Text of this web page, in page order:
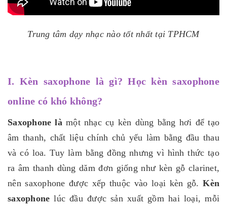
Trung tâm dạy nhạc nào tốt nhất tại TPHCM
I. Kèn saxophone là gì? Học kèn saxophone
online có khó không?
Saxophone làmột nhạc cụ kèn dùng bằng hơi để tạo
âm thanh, chất liệu chính chủ yếu làm bằng đầu thau
và có loa. Tuy làm bằng đồng nhưng vì hình thức tạo
ra âm thanh dùng dăm đơn giống như kèn gỗ clarinet,
nên saxophone được xếp thuộc vào loại kèn gỗ.Kèn
saxophonelúc đầu được sản xuất gồm hai loại, mỗi